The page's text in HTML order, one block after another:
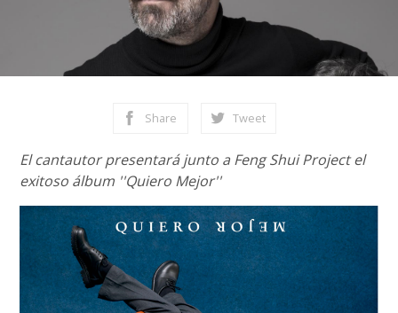
Share Tweet
El cantautor presentará junto a Feng Shui Project el
exitoso álbum ''Quiero Mejor''